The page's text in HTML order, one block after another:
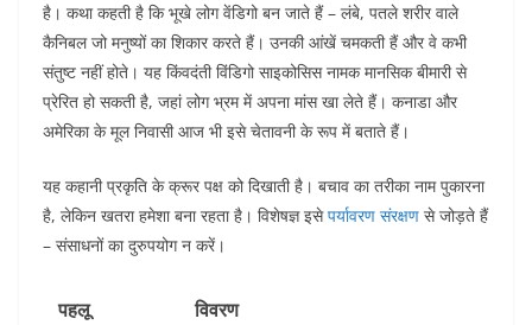
है। कथा कहती है कि भूखे लोग वेंडिगो बन जाते हैं – लंबे, पतले शरीर वाले
कैनिबल जो मनुष्यों का शिकार करते हैं। उनकी आंखें चमकती हैं और वे कभी
संतुष्ट नहीं होते। यह किंवदंती विंडिगो साइकोसिस नामक मानसिक बीमारी से
प्रेरित हो सकती है, जहां लोग भ्रम में अपना मांस खा लेते हैं। कनाडा और
अमेरिका के मूल निवासी आज भी इसे चेतावनी के रूप में बताते हैं।​
यह कहानी प्रकृति के क्रूर पक्ष को दिखाती है। बचाव का तरीका नाम पुकारना
है, लेकिन खतरा हमेशा बना रहता है। विशेषज्ञ इसेपर्यावरण संरक्षण से जोड़ते हैं
– संसाधनों का दुरुपयोग न करें।​
पहलू
विवरण